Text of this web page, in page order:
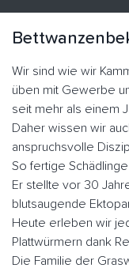
Wir sind wie wir
üben mit Gewerbe
seit mehr als einem
Daher wissen wir
anspruchsvolle
So fertige
Er stellte vor 30
blutsaugende
Heute erleben wir
Plattwürmern dank
Die Familie der